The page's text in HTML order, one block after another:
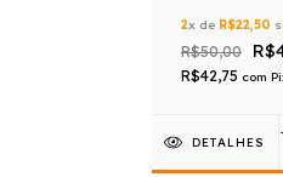
2x de R$22,50
R$50,00
R$42,75 com
DETALHES